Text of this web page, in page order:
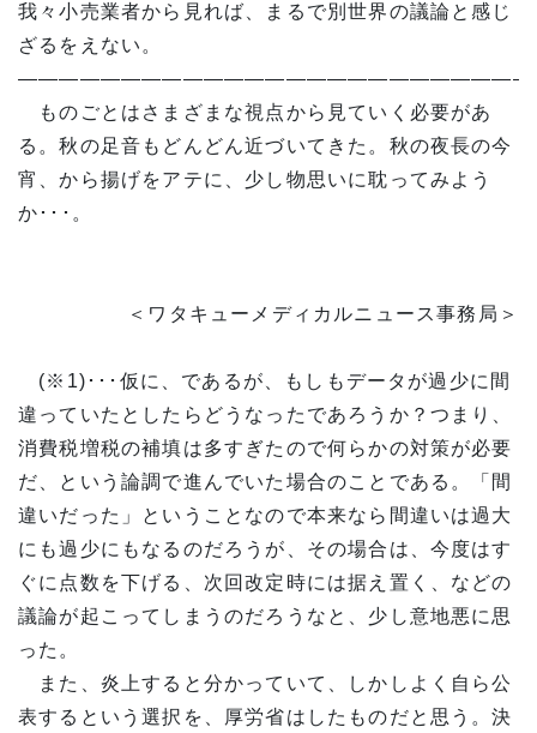
我々小売業者から見れば、まるで別世界の議論と感じ
ざるをえない。
ものごとはさまざまな視点から見ていく必要があ
る。秋の足音もどんどん近づいてきた。秋の夜長の今
宵、から揚げをアテに、少し物思いに耽ってみよう
か･･･。
＜ワタキューメディカルニュース事務局＞
(※1)･･･仮に、であるが、もしもデータが過少に間
違っていたとしたらどうなったであろうか？つまり、
消費税増税の補填は多すぎたので何らかの対策が必要
だ、という論調で進んでいた場合のことである。「間
違いだった」ということなので本来なら間違いは過大
にも過少にもなるのだろうが、その場合は、今度はす
ぐに点数を下げる、次回改定時には据え置く、などの
議論が起こってしまうのだろうなと、少し意地悪に思
った。
また、炎上すると分かっていて、しかしよく自ら公
表するという選択を、厚労省はしたものだと思う。決